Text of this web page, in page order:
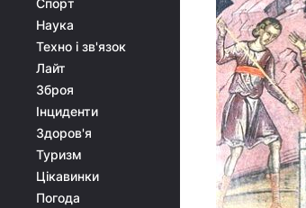
Спорт
Наука
Техно і зв'язок
Лайт
Зброя
Інциденти
Здоров'я
Туризм
Цікавинки
Погода